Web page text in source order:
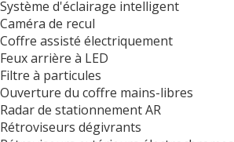
Système d'éclairage intelligent
Caméra de recul
Coffre assisté électriquement
Feux arrière à LED
Filtre à particules
Ouverture du coffre mains-libres
Radar de stationnement AR
Rétroviseurs dégivrants